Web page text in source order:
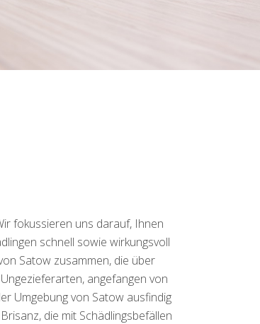
fokussieren uns darauf, Ihnen
schnell sowie wirkungsvoll
Satow zusammen, die über
angefangen von
Umgebung von Satow ausfindig
die mit Schädlingsbefällen